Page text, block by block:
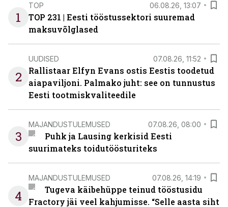
1
TOP 06.08.26, 13:07
TOP 231 | Eesti tööstussektori suuremad
maksuvõlglased
2
UUDISED 07.08.26, 11:52
Rallistaar Elfyn Evans ostis Eestis toodetud
aiapaviljoni. Palmako juht: see on tunnustus
Eesti tootmiskvaliteedile
3
MAJANDUSTULEMUSED 07.08.26, 08:00
Puhk ja Lausing kerkisid Eesti
suurimateks toidutöösturiteks
4
MAJANDUSTULEMUSED 07.08.26, 14:19
Tugeva käibehüppe teinud tööstusidu
Fractory jäi veel kahjumisse. “Selle aasta siht